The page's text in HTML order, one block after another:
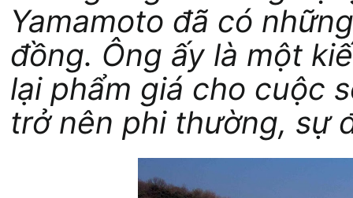
Yamamoto đã có
đồng. Ông ấy là một
lại phẩm giá cho cuộc
trở nên phi thường, sự